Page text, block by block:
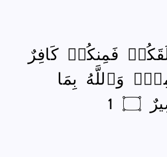
فَمِنكُمۡ كَافِرٌ
وَٱللَّهُ بِمَا
1